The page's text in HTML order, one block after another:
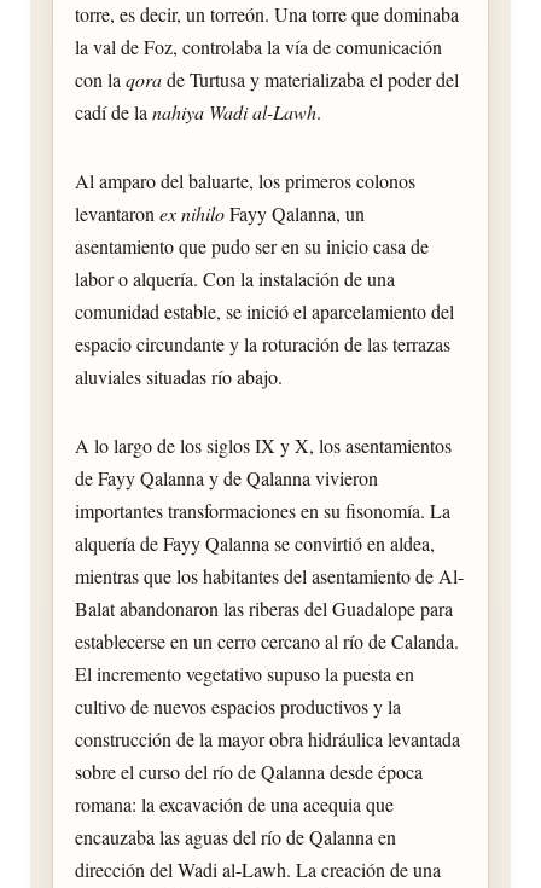
torre, es decir, un torreón. Una torre que dominaba
la val de Foz, controlaba la vía de comunicación
con laqorade Turtusa y materializaba el poder del
cadí de lanahiya Wadi al-Lawh.
Al amparo del baluarte, los primeros colonos
levantaronex nihiloFayy Qalanna, un
asentamiento que pudo ser en su inicio casa de
labor o alquería. Con la instalación de una
comunidad estable, se inició el aparcelamiento del
espacio circundante y la roturación de las terrazas
aluviales situadas río abajo.
A lo largo de los siglos IX y X, los asentamientos
de Fayy Qalanna y de Qalanna vivieron
importantes transformaciones en su fisonomía. La
alquería de Fayy Qalanna se convirtió en aldea,
mientras que los habitantes del asentamiento de Al-
Balat abandonaron las riberas del Guadalope para
establecerse en un cerro cercano al río de Calanda.
El incremento vegetativo supuso la puesta en
cultivo de nuevos espacios productivos y la
construcción de la mayor obra hidráulica levantada
sobre el curso del río de Qalanna desde época
romana: la excavación de una acequia que
encauzaba las aguas del río de Qalanna en
dirección del Wadi al-Lawh. La creación de una